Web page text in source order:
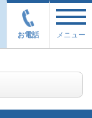
メニュー
お電話